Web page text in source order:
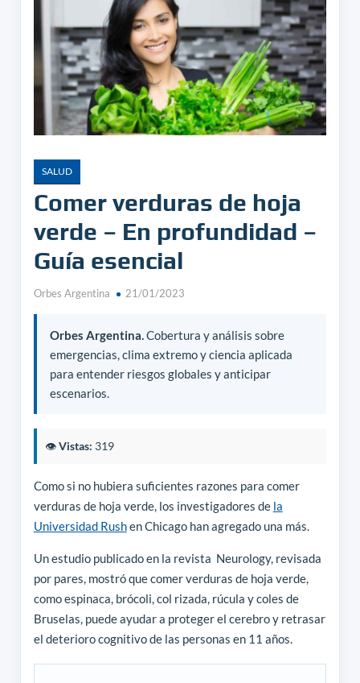
SALUD
Comer verduras de hoja
verde – En profundidad –
Guía esencial
Orbes Argentina 21/01/2023
Orbes Argentina.Cobertura y análisis sobre
emergencias, clima extremo y ciencia aplicada
para entender riesgos globales y anticipar
escenarios.
👁️Vistas: 319
Como si no hubiera suficientes razones para comer
verduras de hoja verde, los investigadores de la
Universidad Rushen Chicago han agregado una más.
Un estudio publicado en la revista Neurology, revisada
por pares, mostró que comer verduras de hoja verde,
como espinaca, brócoli, col rizada, rúcula y coles de
Bruselas, puede ayudar a proteger el cerebro y retrasar
el deterioro cognitivo de las personas en 11 años.